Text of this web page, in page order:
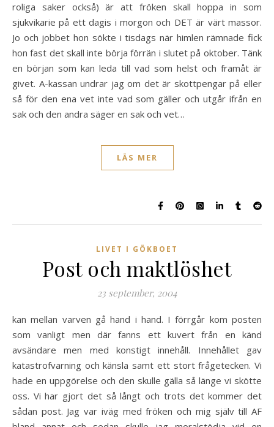
roliga saker också) är att fröken skall hoppa in som
sjukvikarie på ett dagis i morgon och DET är värt massor.
Jo och jobbet hon sökte i tisdags när himlen rämnade fick
hon fast det skall inte börja förrän i slutet på oktober. Tänk
en början som kan leda till vad som helst och framåt är
givet. A-kassan undrar jag om det är skottpengar på eller
så för den ena vet inte vad som gäller och utgår ifrån en
sak och den andra säger en sak och vet…
LÄS MER
LIVET I GÖKBOET
Post och maktlöshet
23 september, 2004
kan mellan varven gå hand i hand. I förrgår kom posten
som vanligt men där fanns ett kuvert från en känd
avsändare men med konstigt innehåll. Innehållet gav
katastrofvarning och känsla samt ett stort frågetecken. Vi
hade en uppgörelse och den skulle gälla så länge vi skötte
oss. Vi har gjort det så långt och trots det kommer det
sådan post. Jag var iväg med fröken och mig själv till AF